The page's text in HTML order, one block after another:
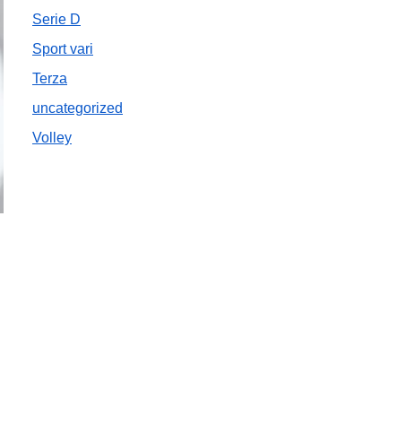
Serie D
Sport vari
Terza
uncategorized
Volley